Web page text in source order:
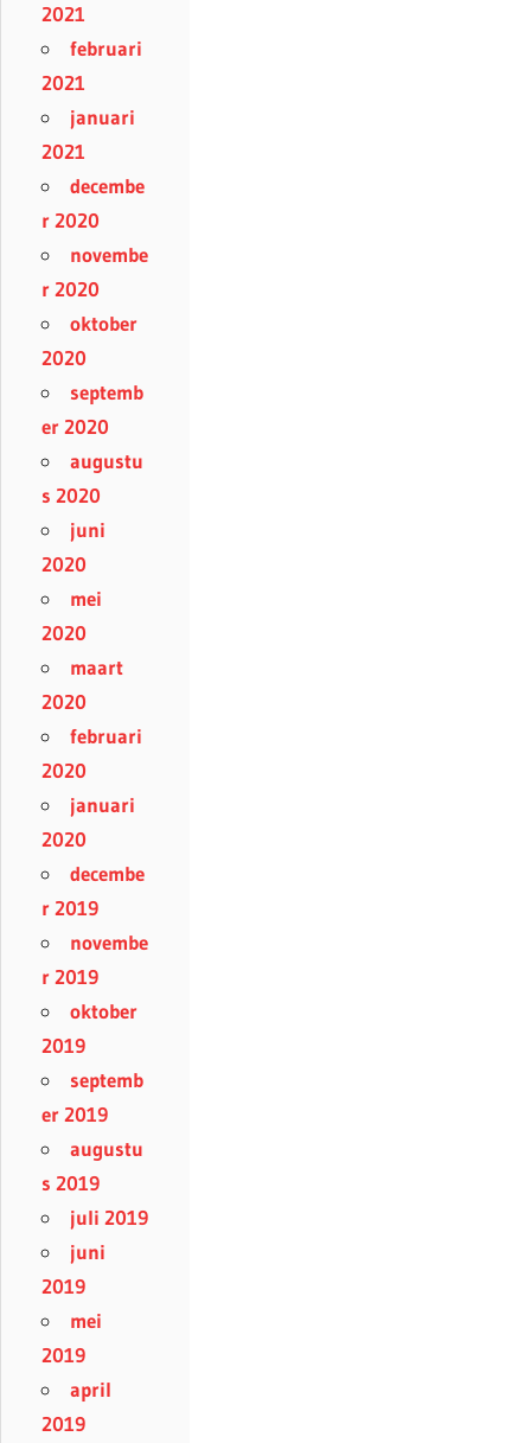
2021
februari
2021
januari
2021
decembe
r 2020
novembe
r 2020
oktober
2020
septemb
er 2020
augustu
s 2020
juni
2020
mei
2020
maart
2020
februari
2020
januari
2020
decembe
r 2019
novembe
r 2019
oktober
2019
septemb
er 2019
augustu
s 2019
juli 2019
juni
2019
mei
2019
april
2019